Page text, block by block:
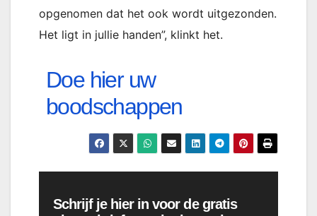
opgenomen dat het ook wordt uitgezonden.
Het ligt in jullie handen”, klinkt het.
Doe hier uw
boodschappen
Schrijf je hier in voor de gratis